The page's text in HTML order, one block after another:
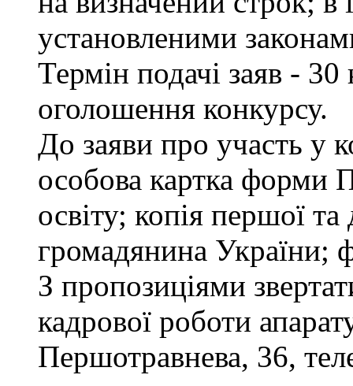
установленими
Термін подачі заяв -
оголошення конкурсу.
До заяви про участь у
особова картка форми
освіту; копія першої
громадянина України;
З пропозиціями
кадрової роботи
Першотравнева, 36,